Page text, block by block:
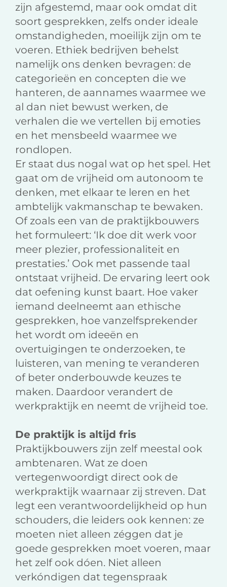
zijn afgestemd, maar ook omdat dit
soort gesprekken, zelfs onder ideale
omstandigheden, moeilijk zijn om te
voeren. Ethiek bedrijven behelst
namelijk ons denken bevragen: de
categorieën en concepten die we
hanteren, de aannames waarmee we
al dan niet bewust werken, de
verhalen die we vertellen bij emoties
en het mensbeeld waarmee we
rondlopen.
Er staat dus nogal wat op het spel. Het
gaat om de vrijheid om autonoom te
denken, met elkaar te leren en het
ambtelijk vakmanschap te bewaken.
Of zoals een van de praktijkbouwers
het formuleert: ‘Ik doe dit werk voor
meer plezier, professionaliteit en
prestaties.’ Ook met passende taal
ontstaat vrijheid. De ervaring leert ook
dat oefening kunst baart. Hoe vaker
iemand deelneemt aan ethische
gesprekken, hoe vanzelfsprekender
het wordt om ideeën en
overtuigingen te onderzoeken, te
luisteren, van mening te veranderen
of beter onderbouwde keuzes te
maken. Daardoor verandert de
werkpraktijk en neemt de vrijheid toe.
De praktijk is altijd fris
Praktijkbouwers zijn zelf meestal ook
ambtenaren. Wat ze doen
vertegenwoordigt direct ook de
werkpraktijk waarnaar zij streven. Dat
legt een verantwoordelijkheid op hun
schouders, die leiders ook kennen: ze
moeten niet alleen zéggen dat je
goede gesprekken moet voeren, maar
het zelf ook dóen. Niet alleen
verkóndigen dat tegenspraak